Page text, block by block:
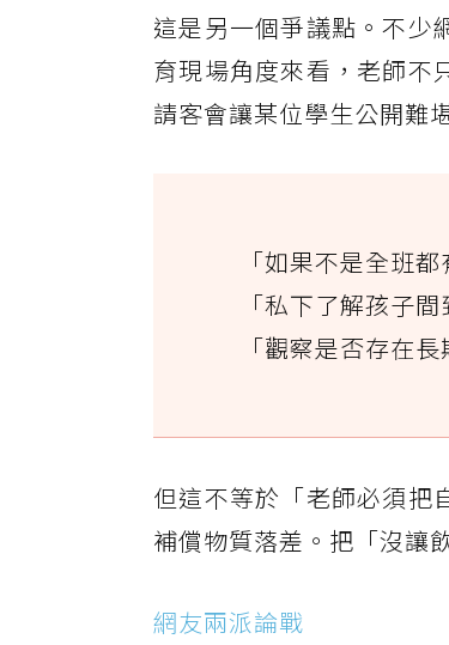
這是另一個爭議點。不少
育現場角度來看，老師不
請客會讓某位學生公開難
「如果不是全班
「私下了解孩子
「觀察是否存在長
但這不等於「老師必須把
補償物質落差。把「沒讓
網友兩派論戰